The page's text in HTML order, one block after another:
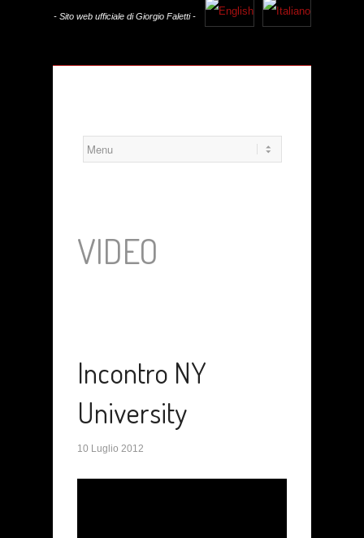
- Sito web ufficiale di Giorgio Faletti -
VIDEO
Incontro NY
University
10 Luglio 2012